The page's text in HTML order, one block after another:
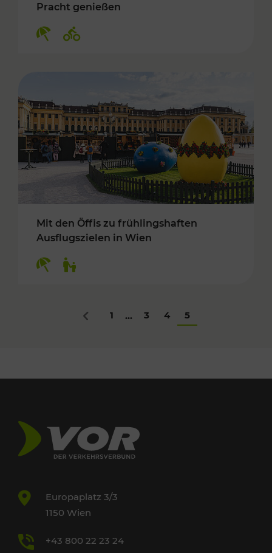
Pracht genießen
Mit den Öffis zu frühlingshaften
Ausflugszielen in Wien
Zurück
1 ... 3 4 5
Europaplatz 3/3
1150 Wien
+43 800 22 23 24